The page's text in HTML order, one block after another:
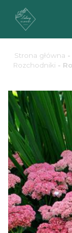
Strona główna -
Rozchodniki -